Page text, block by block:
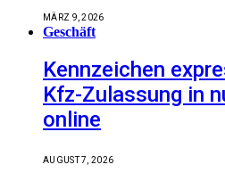
MÄRZ 9, 2026
Geschäft
Kennzeichen
Kfz-Zulassung in
online
AUGUST 7, 2026